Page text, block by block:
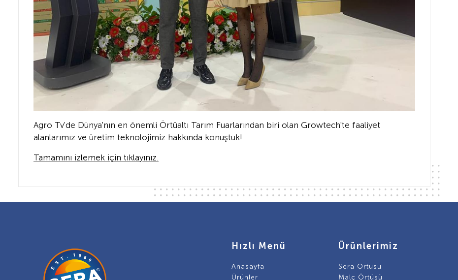
Agro Tv'de Dünya'nın en önemli Örtüaltı Tarım Fuarlarından biri olan Growtech'te faaliyet
alanlarımız ve üretim teknolojimiz hakkında konuştuk!
Tamamını izlemek için tıklayınız.
Hızlı Menü
Anasayfa
Ürünler
Ürünlerimiz
Sera Örtüsü
Malç Örtüsü